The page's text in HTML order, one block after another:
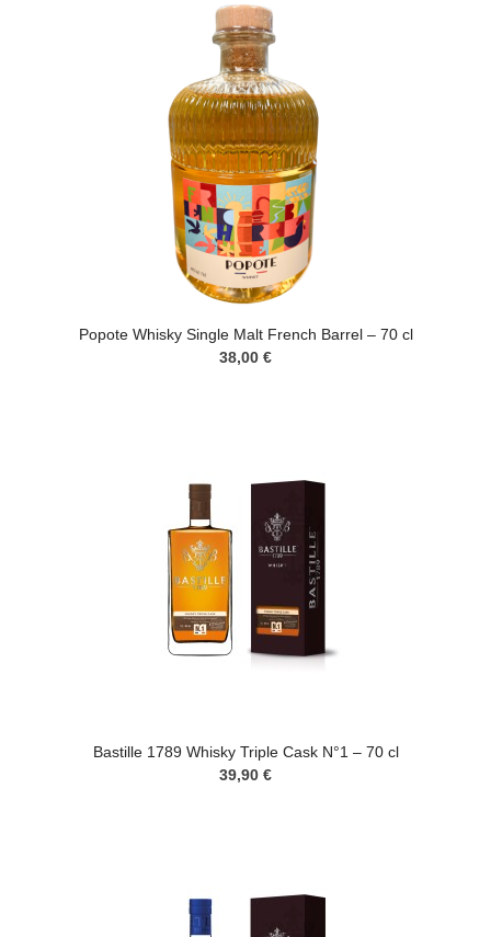
Popote Whisky Single Malt French Barrel – 70 cl
38,00 €
Bastille 1789 Whisky Triple Cask N°1 – 70 cl
39,90 €